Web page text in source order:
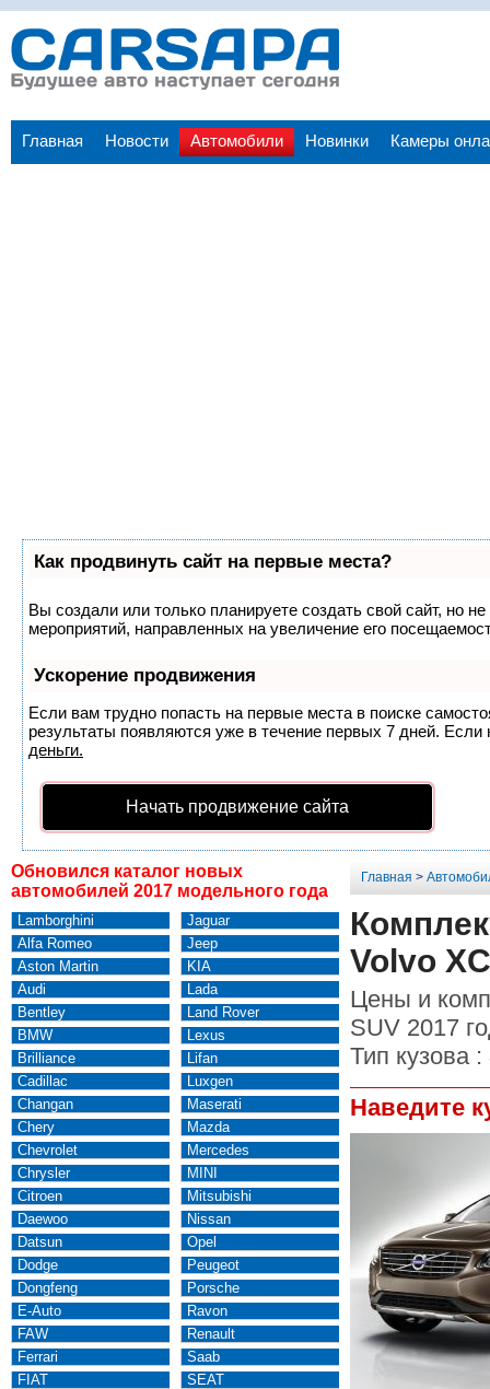
Главная Новости Автомобили Новинки Камеры
Как продвинуть сайт на первые места?
Вы создали или только планируете создать свой сайт, но
мероприятий, направленных на увеличение его
Ускорение продвижения
Если вам трудно попасть на первые места в поиске
результаты появляются уже в течение первых 7 дней.
деньги.
Начать продвижение сайта
Обновился каталог новых
автомобилей 2017 модельного года
Lamborghini
Alfa Romeo
Aston Martin
Audi
Bentley
BMW
Brilliance
Cadillac
Changan
Chery
Chevrolet
Chrysler
Citroen
Daewoo
Datsun
Dodge
Dongfeng
E-Auto
FAW
Ferrari
FIAT
Jaguar
Jeep
KIA
Lada
Land Rover
Lexus
Lifan
Luxgen
Maserati
Mazda
Mercedes
MINI
Mitsubishi
Nissan
Opel
Peugeot
Porsche
Ravon
Renault
Saab
SEAT
Главная >
Volvo
Цены и
SUV 2017
Тип кузова :
Наведите